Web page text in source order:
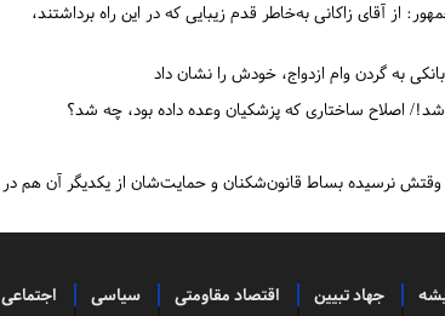
از آقای زاکانی به‌خاطر قدم زیبایی که در این راه برداشتند،
به گردن وام ازدواج، خودش را نشان داد
شد!/ اصلاح ساختاری که پزشکیان وعده داده بود،‌ چه شد؟
پزشکیان/ آیا وقتش نرسیده بساط قانون‌شکنان و حمایت‌شان از یکدیگر آن هم در
جهاد تبیین اقتصاد مقاومتی سیاسی اجتماعی